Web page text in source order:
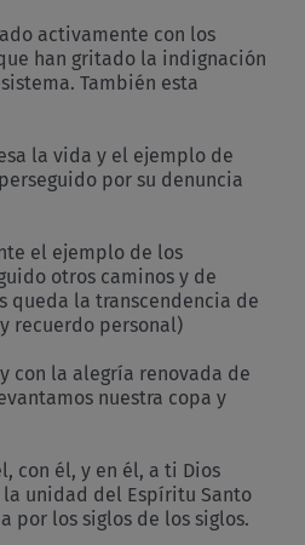
activamente con los
han gritado la indignación
También esta
la vida y el ejemplo de
por su denuncia
el ejemplo de los
otros caminos y de
queda la transcendencia de
recuerdo personal)
con la alegría renovada de
nuestra copa y
con él, y en él, a ti Dios
unidad del Espíritu Santo
por los siglos de los siglos.